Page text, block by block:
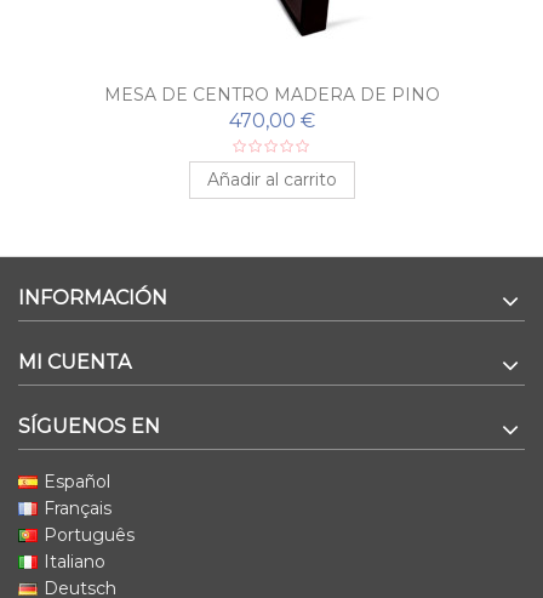
MESA DE CENTRO MADERA DE PINO
470,00 €
Añadir al carrito
INFORMACIÓN
MI CUENTA
SÍGUENOS EN
Español
Français
Português
Italiano
Deutsch